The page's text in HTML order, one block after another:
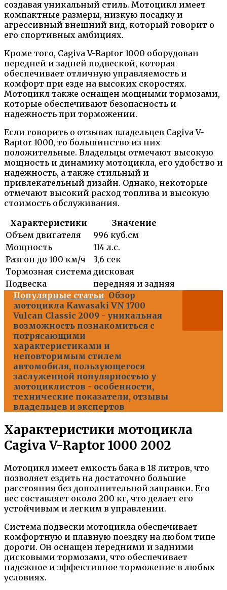
создавая уникальный стиль. Мотоцикл имеет
компактные размеры, низкую посадку и
агрессивный внешний вид, который говорит о
его спортивных амбициях.
Кроме того, Cagiva V-Raptor 1000 оборудован
передней и задней подвеской, которая
обеспечивает отличную управляемость и
комфорт при езде на высоких скоростях.
Мотоцикл также оснащен мощными тормозами,
которые обеспечивают безопасность и
надежность при торможении.
Если говорить о отзывах владельцев Cagiva V-
Raptor 1000, то большинство из них
положительные. Владельцы отмечают высокую
мощность и динамику мотоцикла, его удобство и
надежность, а также стильный и
привлекательный дизайн. Однако, некоторые
отмечают высокий расход топлива и высокую
стоимость обслуживания.
Характеристики
Значение
Объем двигателя
996 куб.см
Мощность
114 л.с.
Разгон до 100 км/ч
3,6 сек
Тормозная система дисковая
Подвеска
передняя и задняя
Популярные статьи Обзор
мотоцикла Kawasaki VN 1700
Vulcan Classic 2009 - уникальная
возможность познакомиться с
потрясающими
характеристиками и
неповторимым стилем
автомобиля, пользующегося
заслуженной популярностью у
мотоциклистов - особенности,
технические показатели, отзывы
владельцев и экспертов
Характеристики мотоцикла
Cagiva V-Raptor 1000 2002
Мотоцикл имеет емкость бака в 18 литров, что
позволяет ездить на достаточно большие
расстояния без дополнительной заправки. Его
вес составляет около 200 кг, что делает его
устойчивым и легким в управлении.
Система подвески мотоцикла обеспечивает
комфортную и плавную поездку на любом типе
дороги. Он оснащен передними и задними
дисковыми тормозами, что обеспечивает
надежное и эффективное торможение в любых
условиях.